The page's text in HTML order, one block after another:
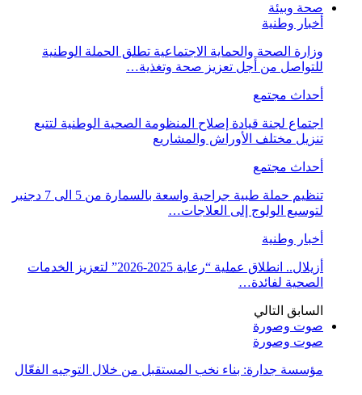
صحة وبيئة
أخبار وطنية
وزارة الصحة والحماية الاجتماعية تطلق الحملة الوطنية
للتواصل من أجل تعزيز صحة وتغذية…
أحداث مجتمع
اجتماع لجنة قيادة إصلاح المنظومة الصحية الوطنية لتتبع
تنزيل مختلف الأوراش والمشاريع
أحداث مجتمع
تنظيم حملة طبية جراحية واسعة بالسمارة من 5 الى 7 دجنبر
لتوسيع الولوج إلى العلاجات…
أخبار وطنية
أزيلال.. انطلاق عملية “رعاية 2025-2026” لتعزيز الخدمات
الصحية لفائدة…
السابق التالي
صوت وصورة
صوت وصورة
مؤسسة جدارة: بناء نخب المستقبل من خلال التوجيه الفعّال